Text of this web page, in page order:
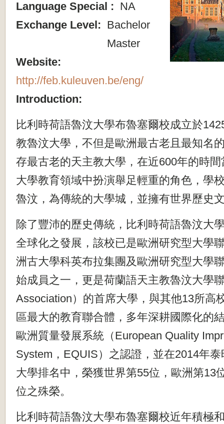
Language Special : NA
Exchange Level: Bachelor
Master
Website:
http://feb.kuleuven.be/eng/
Introduction:
比利時荷語魯汶大學布魯塞爾校成立於
教魯汶大學，不但是歐洲最古老且最知名
存最古老的天主教大學，在近600年的時間
大學教育領域中扮演舉足輕重的角色， 學
魯汶，為傳統的大學城， 並擁有世界歷史
除了豐沛的歷史傳統， 比利時荷語魯汶大
全球化之發展，該校已是歐洲研究型大學
洲古大學科英布拉集團及歐洲研究型大學
始成員之一，更是荷蘭語天主教魯汶大學
Association）的首席大學，與其他13所高
區最大的教育聯合體，多年深耕國際化的
歐洲質量發展系統（European Quality
System，EQUIS）之認證，並在2014年
大學排名中，榮獲世界第55位，歐洲第13
位之殊榮。
比利時荷語魯汶大學布魯塞爾校近年積極